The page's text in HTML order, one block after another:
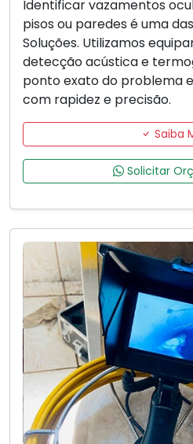
Identificar vazamentos
pisos ou paredes é uma
Soluções. Utilizamos
detecção acústica e
ponto exato do problema
com rapidez e precisão.
Saiba
Solicitar